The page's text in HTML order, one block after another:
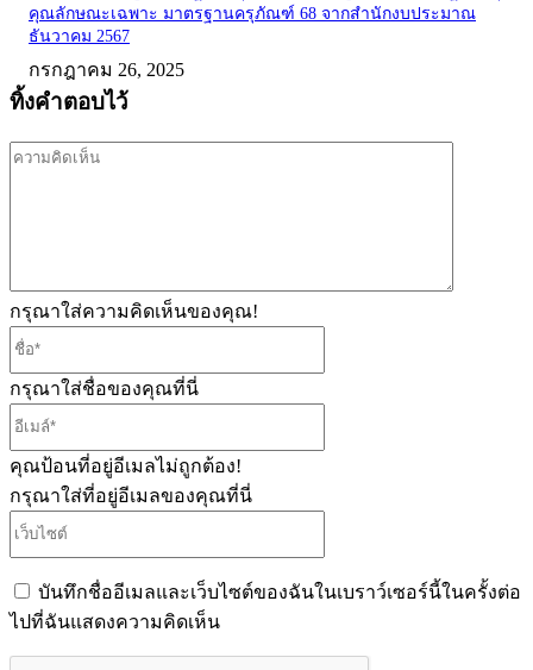
คุณลักษณะเฉพาะ มาตรฐานครุภัณฑ์ 68 จากสำนักงบประมาณ
ธันวาคม 2567
กรกฎาคม 26, 2025
ทิ้งคำตอบไว้
กรุณาใส่ความคิดเห็นของคุณ!
กรุณาใส่ชื่อของคุณที่นี่
คุณป้อนที่อยู่อีเมลไม่ถูกต้อง!
กรุณาใส่ที่อยู่อีเมลของคุณที่นี่
บันทึกชื่ออีเมลและเว็บไซต์ของฉันในเบราว์เซอร์นี้ในครั้งต่อ
ไปที่ฉันแสดงความคิดเห็น